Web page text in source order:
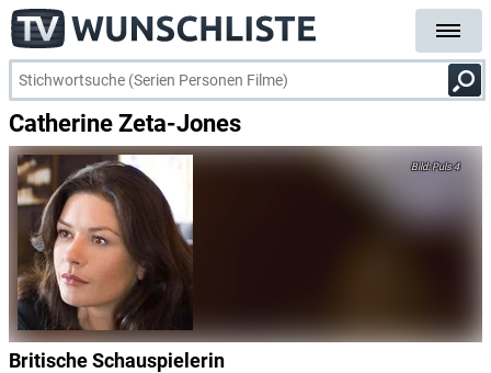
Catherine Zeta-Jones
Puls 4
Britische Schauspielerin